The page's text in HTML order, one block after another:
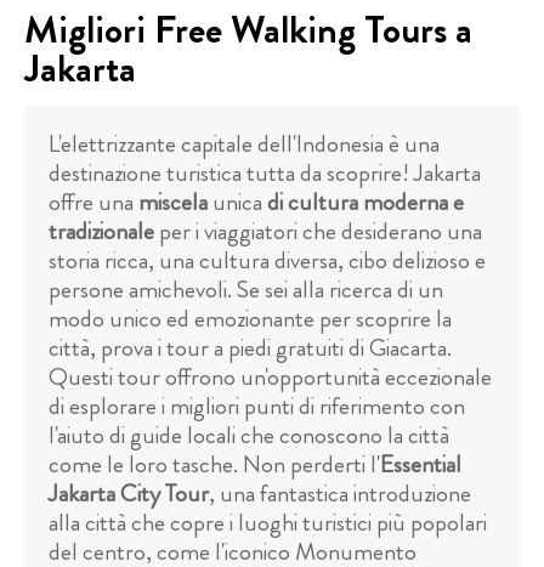
Migliori Free Walking Tours a
Jakarta
L'elettrizzante capitale dell'Indonesia è una
destinazione turistica tutta da scoprire! Jakarta
offre una miscelaunicadi cultura moderna e
tradizionaleper i viaggiatori che desiderano una
storia ricca, una cultura diversa, cibo delizioso e
persone amichevoli. Se sei alla ricerca di un
modo unico ed emozionante per scoprire la
città, prova i tour a piedi gratuiti di Giacarta.
Questi tour offrono un'opportunità eccezionale
di esplorare i migliori punti di riferimento con
l'aiuto di guide locali che conoscono la città
come le loro tasche. Non perderti l'Essential
Jakarta City Tour, una fantastica introduzione
alla città che copre i luoghi turistici più popolari
del centro, come l'iconico Monumento